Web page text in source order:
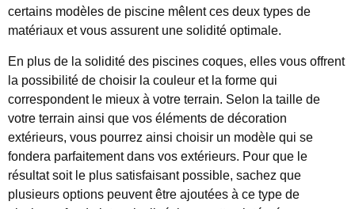
certains modèles de piscine mêlent ces deux types de
matériaux et vous assurent une solidité optimale.
En plus de la solidité des piscines coques, elles vous offrent
la possibilité de choisir la couleur et la forme qui
correspondent le mieux à votre terrain. Selon la taille de
votre terrain ainsi que vos éléments de décoration
extérieurs, vous pourrez ainsi choisir un modèle qui se
fondera parfaitement dans vos extérieurs. Pour que le
résultat soit le plus satisfaisant possible, sachez que
plusieurs options peuvent être ajoutées à ce type de